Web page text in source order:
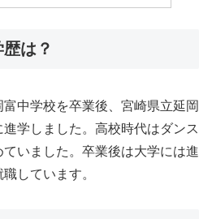
は？
中学校を卒業後、宮崎県立延岡
学しました。高校時代はダンス
いました。卒業後は大学には進
しています。